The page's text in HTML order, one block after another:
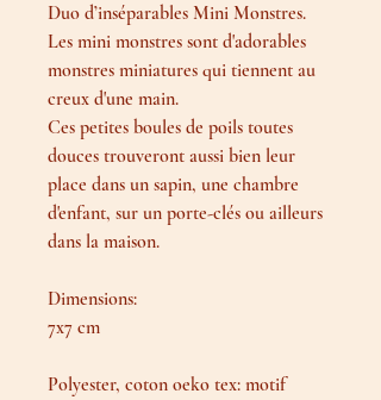
Duo d’inséparables Mini Monstres.
Les mini monstres sont d'adorables
monstres miniatures qui tiennent au
creux d'une main.
Ces petites boules de poils toutes
douces trouveront aussi bien leur
place dans un sapin, une chambre
d'enfant, sur un porte-clés ou ailleurs
dans la maison.
Dimensions:
7x7 cm
Polyester, coton oeko tex: motif